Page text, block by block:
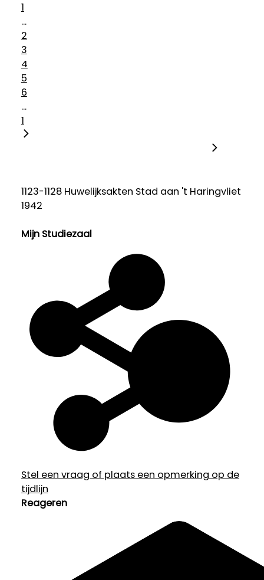
1
...
2
3
4
5
6
...
1
1123-1128 Huwelijksakten Stad aan 't Haringvliet
1942
Mijn Studiezaal
Stel een vraag of plaats een opmerking op de
tijdlijn
Reageren